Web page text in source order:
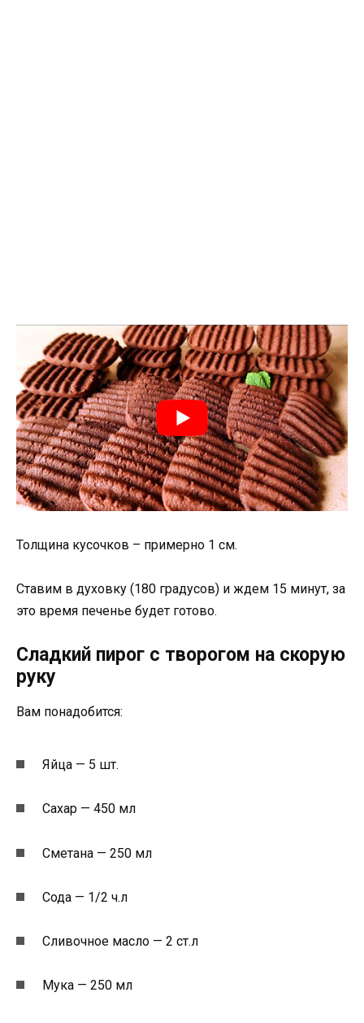
Толщина кусочков – примерно 1 см.
Ставим в духовку (180 градусов) и ждем 15 минут, за
это время печенье будет готово.
Сладкий пирог с творогом на скорую
руку
Вам понадобится:
Яйца — 5 шт.
Сахар — 450 мл
Сметана — 250 мл
Сода — 1/2 ч.л
Сливочное масло — 2 ст.л
Мука — 250 мл